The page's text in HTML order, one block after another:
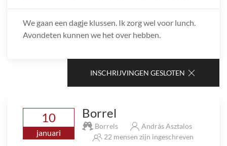
We gaan een dagje klussen. Ik zorg wel voor lunch.
Avondeten kunnen we het over hebben.
INSCHRIJVINGEN GESLOTEN
10
januari
Borrel
Borrels
András Asztalos
22 mensen zijn ingeschreven